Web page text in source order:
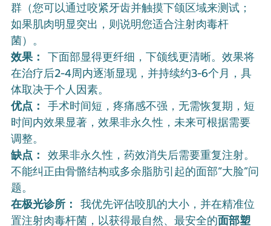
群（您可以通过咬紧牙齿并触摸下颌区域来测试；
如果肌肉明显突出，则说明您适合注射肉毒杆
菌）。
效果： 下面部显得更纤细，下颌线更清晰。效果将
在治疗后2-4周内逐渐显现，并持续约3-6个月，具
体取决于个人因素。
优点： 手术时间短，疼痛感不强，无需恢复期，短
时间内效果显著，效果非永久性，未来可根据需要
调整。
缺点： 效果非永久性，药效消失后需要重复注射。
不能纠正由骨骼结构或多余脂肪引起的面部“大脸”问
题。
在极光诊所： 我优先评估咬肌的大小，并在精准位
置注射肉毒杆菌，以获得最自然、最安全的面部塑